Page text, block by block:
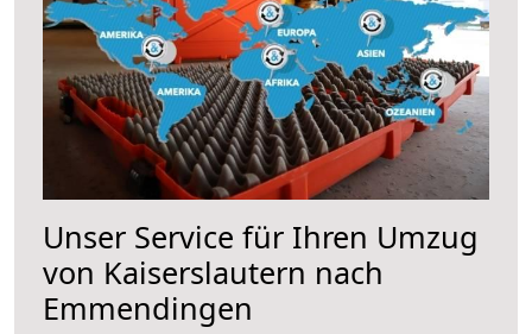
Unser Service für Ihren Umzug
von Kaiserslautern nach
Emmendingen